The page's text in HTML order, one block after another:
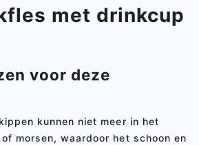
met drinkcup
voor deze
kunnen niet meer in het
morsen, waardoor het schoon en